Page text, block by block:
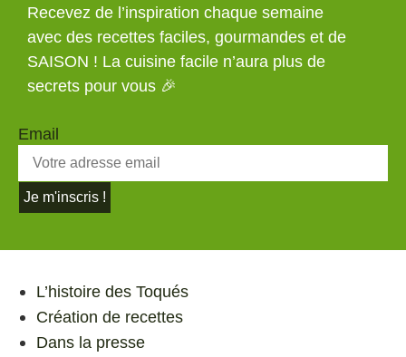
Recevez de l’inspiration chaque semaine
avec des recettes faciles, gourmandes et de
SAISON ! La cuisine facile n’aura plus de
secrets pour vous 🎉
Email
Je m'inscris !
L’histoire des Toqués
Création de recettes
Dans la presse